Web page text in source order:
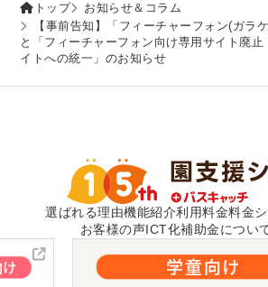
トップ
お知らせ＆コラム
【事前告知】「フィーチャーフォン(ガラ
と「フィーチャーフォン向け専用サイト廃止
イトへの統一」のお知らせ
選ばれる理由機能紹介利用料金料金
お客様の声ICT化補助金につい